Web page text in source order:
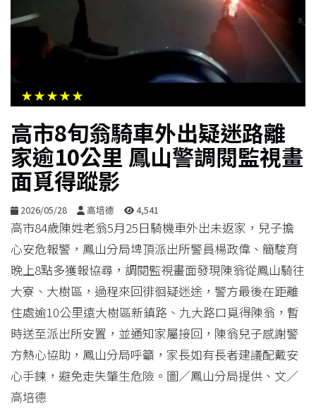
居
活
合
影
音
購
物
★★★★★
高市8旬翁騎車外出疑迷路離
家逾10公里 鳳山警調閱監視畫
面覓得蹤影
2026/05/28 高培德 4,541
高市84歲陳姓老翁5月25日騎機車外出未返家，兒子擔
心安危報警，鳳山分局埤頂派出所警員楊政偉、簡駿育
晚上8點多獲報協尋，調閱監視畫面發現陳翁從鳳山騎往
大寮、大樹區，過程來回徘徊疑迷途，警方最後在距離
住處逾10公里遠大樹區新鎮路、九大路口覓得陳翁，暫
時送至派出所安置，並通知家屬接回，陳翁兒子感謝警
方熱心協助，鳳山分局呼籲，家長如有長者建議配戴安
心手鍊，避免走失肇生危險。圖／鳳山分局提供、文／
高培德